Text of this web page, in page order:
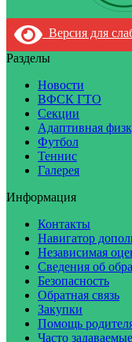
Версия для
Разделы
Новости
ВФСК ГТО
Секции
Адаптивная
Футбол
Теннис
Галерея
Информация
Контакты
Навигатор
Независимая
Сведения об
Безопасность
Обратная связь
Закупки
Помощь
Часто